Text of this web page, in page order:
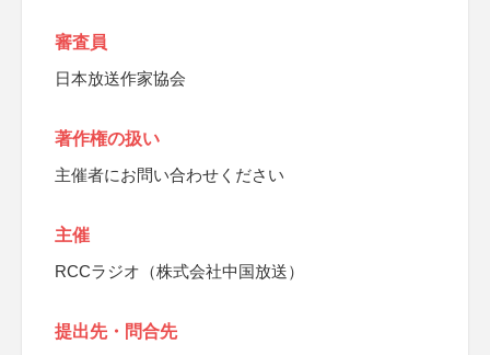
審査員
日本放送作家協会
著作権の扱い
主催者にお問い合わせください
主催
RCCラジオ（株式会社中国放送）
提出先・問合先